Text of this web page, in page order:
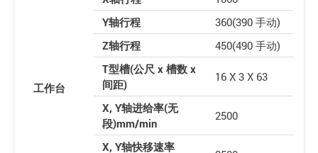
工作台
Y轴行程
360(390 手动)
Z轴行程
450(490 手动)
T型槽(公尺 x 槽数 x
间距)
16 X 3 X 63
X, Y轴进给率(无
段)mm/min
2500
X, Y轴快移速率